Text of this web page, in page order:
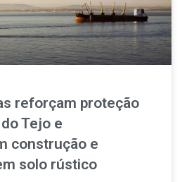
reforçam proteção
Tejo e
construção e
solo rústico